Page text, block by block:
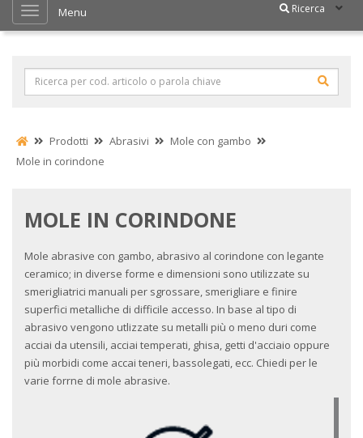
Menu Ricerca
Prodotti Abrasivi
Mole con gambo
Mole in corindone
MOLE IN CORINDONE
Mole abrasive con gambo, abrasivo al corindone con legante
ceramico; in diverse forme e dimensioni sono utilizzate su
smerigliatrici manuali per sgrossare, smerigliare e finire
superfici metalliche di difficile accesso. In base al tipo di
abrasivo vengono utlizzate su metalli più o meno duri come
acciai da utensili, acciai temperati, ghisa, getti d'acciaio oppure
più morbidi come accai teneri, bassolegati, ecc. Chiedi per le
varie forrne di mole abrasive.